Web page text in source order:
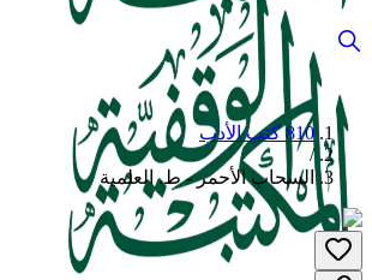
810 كتب الأدب
/
السحاب الأحمر - ط. العلمية